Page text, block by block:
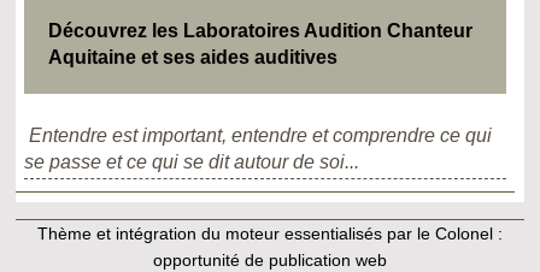
Découvrez les Laboratoires Audition Chanteur
Aquitaine et ses aides auditives
Entendre est important, entendre et comprendre ce qui
se passe et ce qui se dit autour de soi...
Thème et intégration du moteur essentialisés par le Colonel :
opportunité de publication web